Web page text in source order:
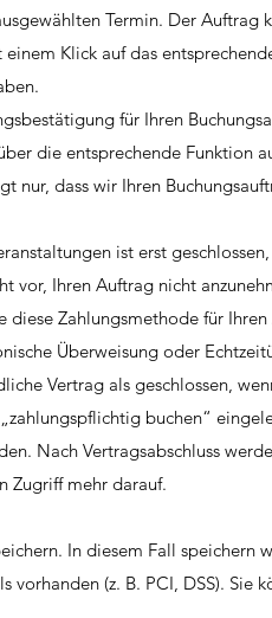
Termin. Der Auftrag
Klick auf das
für Ihren
die entsprechende Funktion
nur, dass wir Ihren
ist erst
vor, Ihren Auftrag nicht
Zahlungsmethode für
Überweisung oder
Vertrag als geschlossen,
buchen“
Nach Vertragsabschluss
Zugriff mehr darauf.
In diesem Fall speichern
(z. B. PCI, DSS). Sie